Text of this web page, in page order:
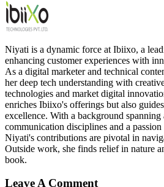
Niyati is a dynamic force at Ibiixo, a
enhancing customer experiences with
As a digital marketer and technical
her deep tech understanding with
technologies and market digital
enriches Ibiixo's offerings but also
excellence. With a background spanning
communication disciplines and a
Niyati's contributions are pivotal in
Outside work, she finds relief in nature
book.
Leave A Comment